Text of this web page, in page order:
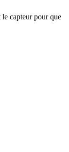
capteur pour que